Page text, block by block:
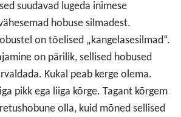
suudavad lugeda inimese
hobuse silmadest.
on tõelised „kangelasesilmad“.
on pärilik, sellised hobused
Kukal peab kerge olema.
pikk ega liiga kõrge. Tagant kõrgem
olla, kuid mõned sellised